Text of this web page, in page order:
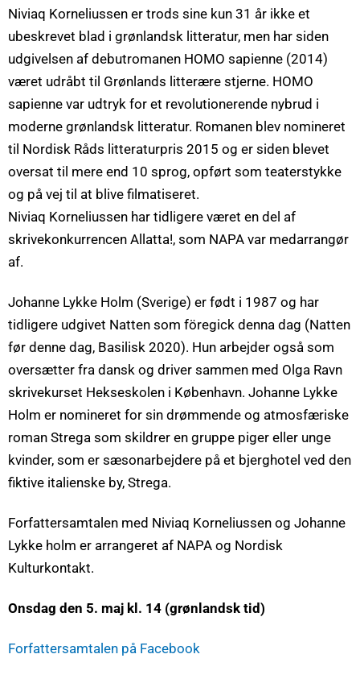
Niviaq Korneliussen er trods sine kun 31 år ikke et
ubeskrevet blad i grønlandsk litteratur, men har siden
udgivelsen af debutromanen HOMO sapienne (2014)
været udråbt til Grønlands litterære stjerne. HOMO
sapienne var udtryk for et revolutionerende nybrud i
moderne grønlandsk litteratur. Romanen blev nomineret
til Nordisk Råds litteraturpris 2015 og er siden blevet
oversat til mere end 10 sprog, opført som teaterstykke
og på vej til at blive filmatiseret.
Niviaq Korneliussen har tidligere været en del af
skrivekonkurrencen Allatta!, som NAPA var medarrangør
af.
Johanne Lykke Holm (Sverige) er født i 1987 og har
tidligere udgivet Natten som föregick denna dag (Natten
før denne dag, Basilisk 2020). Hun arbejder også som
oversætter fra dansk og driver sammen med Olga Ravn
skrivekurset Hekseskolen i København. Johanne Lykke
Holm er nomineret for sin drømmende og atmosfæriske
roman Strega som skildrer en gruppe piger eller unge
kvinder, som er sæsonarbejdere på et bjerghotel ved den
fiktive italienske by, Strega.
Forfattersamtalen med Niviaq Korneliussen og Johanne
Lykke holm er arrangeret af NAPA og Nordisk
Kulturkontakt.
Onsdag den 5. maj kl. 14 (grønlandsk tid)
Forfattersamtalen på Facebook